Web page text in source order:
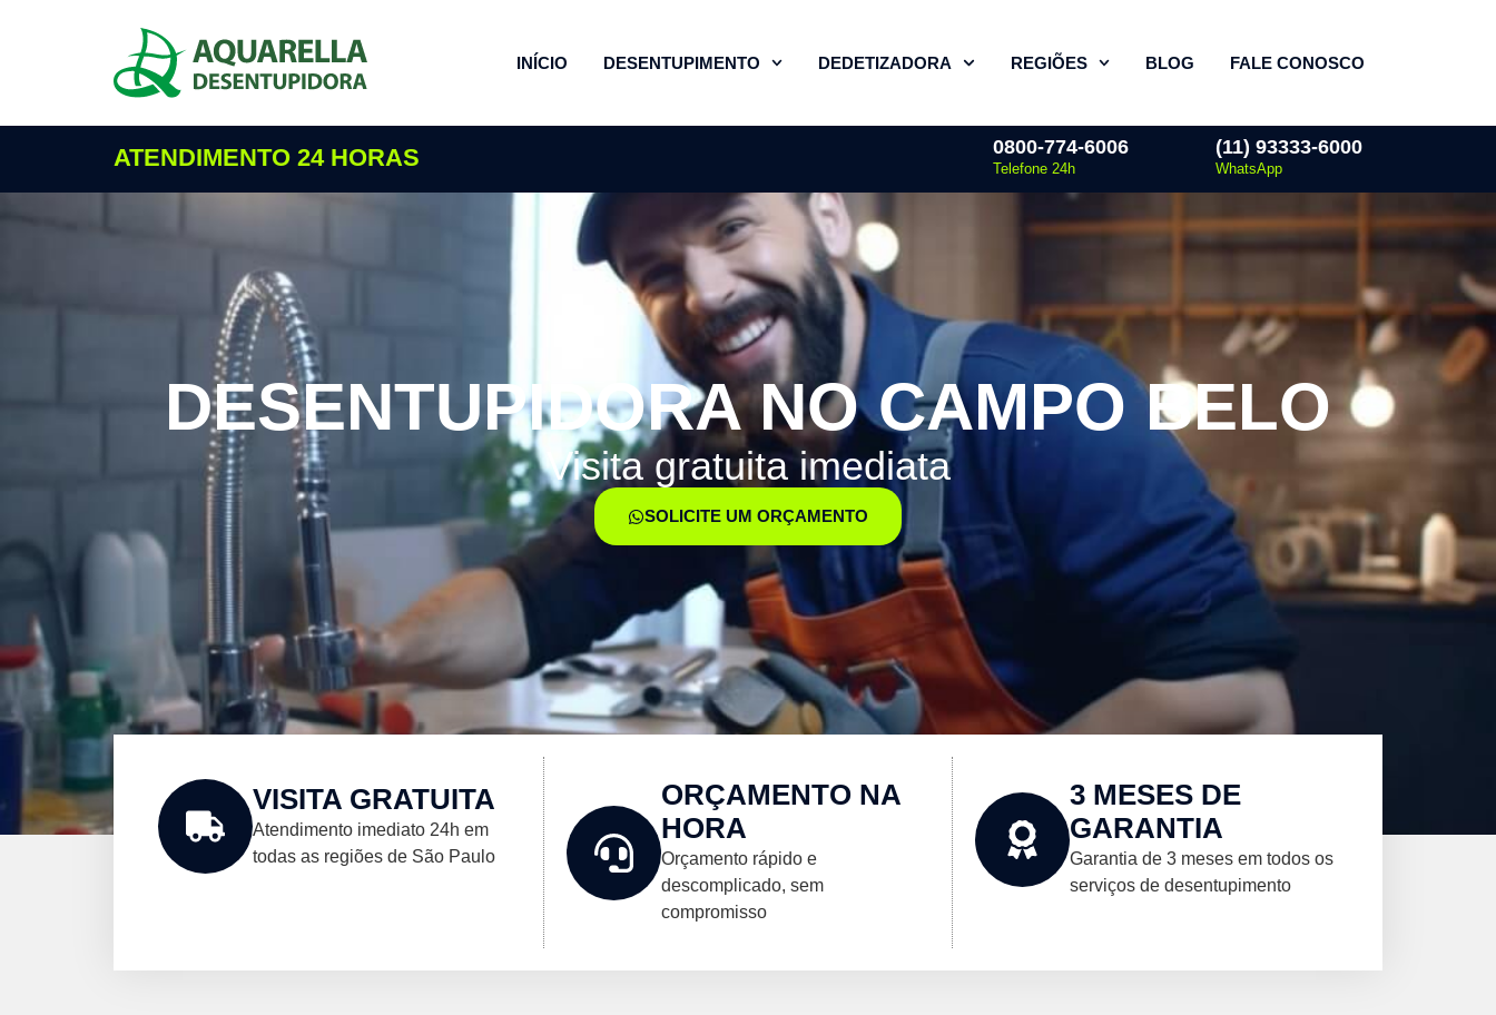
INÍCIO DESENTUPIMENTO DEDETIZADORA REGIÕES BLOG FALE CONOSCO
ATENDIMENTO 24 HORAS 0800-774-6006
Telefone 24h
(11) 93333-6000
WhatsApp
DESENTUPIDORA NO CAMPO BELO
Visita gratuita imediata
SOLICITE UM ORÇAMENTO
VISITA GRATUITA
Atendimento imediato 24h em
todas as regiões de São Paulo
ORÇAMENTO NA
HORA
Orçamento rápido e
descomplicado, sem
compromisso
3 MESES DE
GARANTIA
Garantia de 3 meses em todos os
serviços de desentupimento